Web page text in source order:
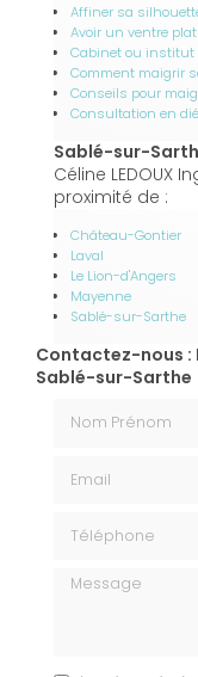
Affiner sa
Avoir un ventre
Cabinet ou institut
Comment maigrir
Conseils pour
Consultation en
Sablé-sur-
Céline LEDOUX
proximité de :
Château-Gontier
Laval
Le Lion-d'Angers
Mayenne
Sablé-sur-Sarthe
Contactez-nous :
Sablé-sur-Sarthe
Message